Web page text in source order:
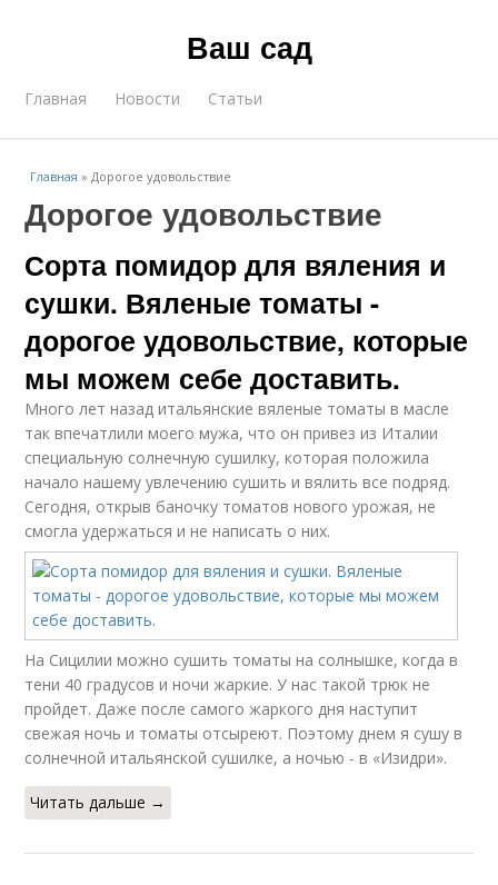
Ваш сад
Главная Новости Статьи
Главная »Дорогое удовольствие
Дорогое удовольствие
Сорта помидор для вяления и
сушки. Вяленые томаты -
дорогое удовольствие, которые
мы можем себе доставить.
Много лет назад итальянские вяленые томаты в масле
так впечатлили моего мужа, что он привез из Италии
специальную солнечную сушилку, которая положила
начало нашему увлечению сушить и вялить все подряд.
Сегодня, открыв баночку томатов нового урожая, не
смогла удержаться и не написать о них.
На Сицилии можно сушить томаты на солнышке, когда в
тени 40 градусов и ночи жаркие. У нас такой трюк не
пройдет. Даже после самого жаркого дня наступит
свежая ночь и томаты отсыреют. Поэтому днем я сушу в
солнечной итальянской сушилке, а ночью - в «Изидри».
Читать дальше →